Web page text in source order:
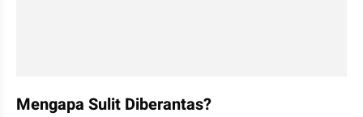
Mengapa Sulit Diberantas?